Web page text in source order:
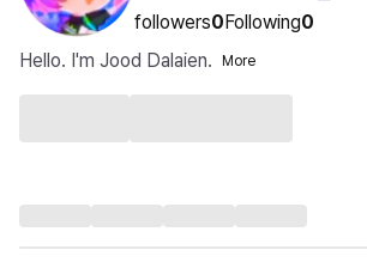
followers0Following0
Hello. I'm Jood Dalaien.
More